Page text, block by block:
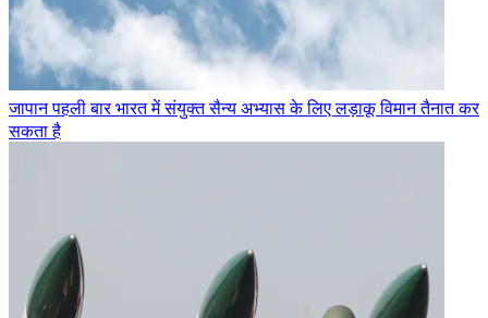
जापान पहली बार भारत में संयुक्त सैन्य अभ्यास के लिए लड़ाकू विमान तैनात कर
सकता है